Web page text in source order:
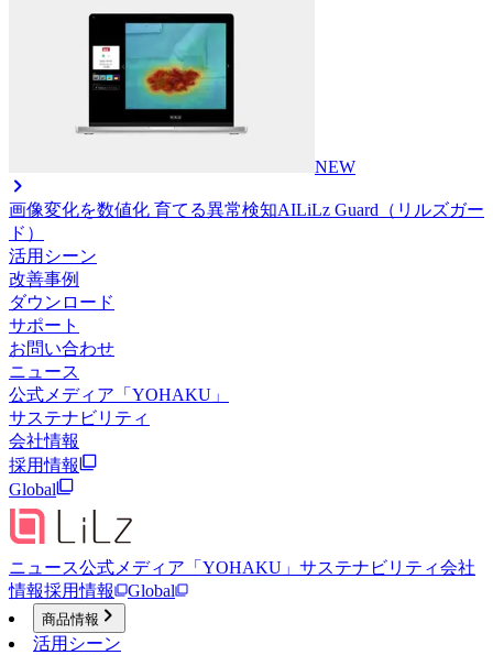
NEW
画像変化を数値化 育てる異常検知AILiLz Guard（リルズガー
ド）
活用シーン
改善事例
ダウンロード
サポート
お問い合わせ
ニュース
公式メディア「YOHAKU」
サステナビリティ
会社情報
採用情報
Global
ニュース公式メディア「YOHAKU」 サステナビリティ会社
情報採用情報 Global
商品情報
活用シーン